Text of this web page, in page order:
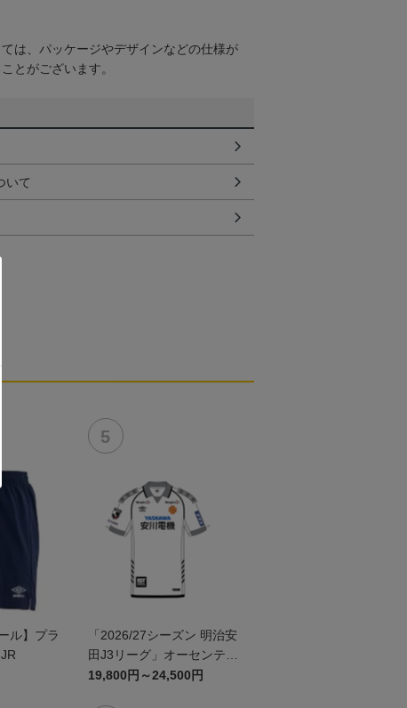
は、パッケージやデザインなどの仕様が
とがございます。
いて
ル】プラ
「2026/27シーズン 明治安
田J3リーグ」オーセンティ
ックユニフォームFP2nd
19,800円～24,500円